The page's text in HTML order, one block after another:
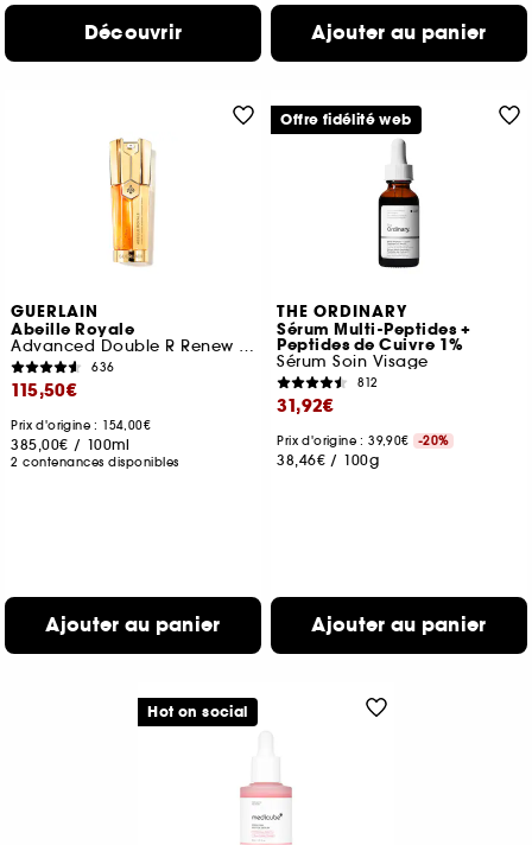
Découvrir Ajouter au panier
GUERLAIN
Abeille Royale
Advanced Double R Renew Et Repair Serum
636
115,50€
Prix d'origine : 154,00€
385,00€ / 100ml
2 contenances disponibles
Ajouter au panier
THE ORDINARY
Sérum Multi-Peptides +
Peptides de Cuivre 1%
Sérum Soin Visage
812
31,92€
Prix d'origine : 39,90€ -20%
38,46€ / 100g
Ajouter au panier
Offre fidélité web
Hot on social